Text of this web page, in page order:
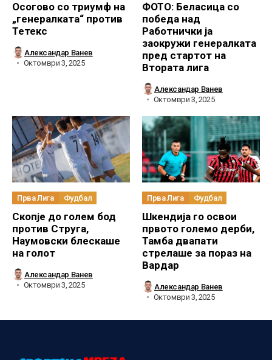
Осогово со триумф на
„генералката“ против
Тетекс
Александар Ванев
Октомври 3, 2025
ФОТО: Беласица со
победа над
Работнички ја
заокружи генералката
пред стартот на
Втората лига
Александар Ванев
Октомври 3, 2025
Прва Лига Фудбал
Скопје до голем бод
против Струга,
Наумовски блескаше
на голот
Александар Ванев
Октомври 3, 2025
Прва Лига Фудбал
Шкендија го освои
првото големо дерби,
Тамба двапати
стрелаше за пораз на
Вардар
Александар Ванев
Октомври 3, 2025